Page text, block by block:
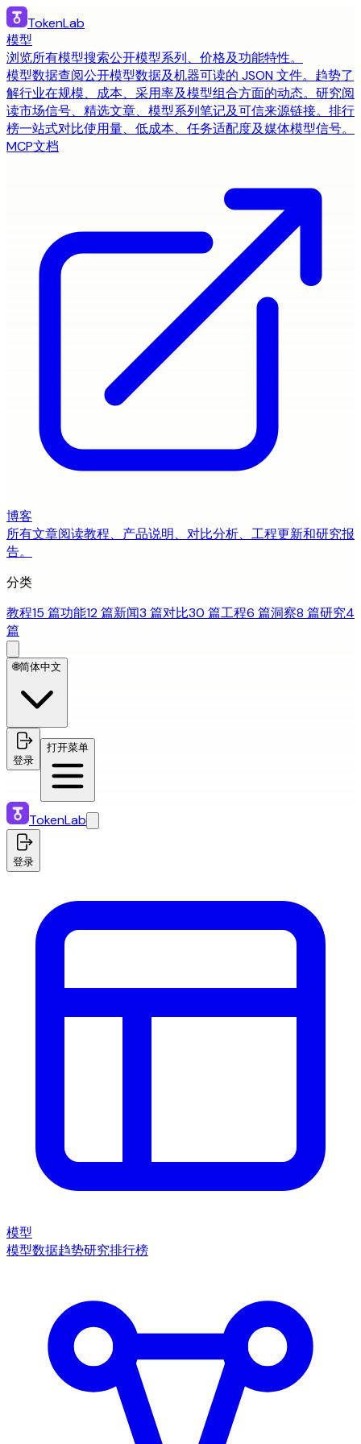
TokenLab
模型
浏览所有模型搜索公开模型系列、价格及功能特性。
模型数据查阅公开模型数据及机器可读的 JSON 文件。 趋势了
解行业在规模、成本、采用率及模型组合方面的动态。 研究阅
读市场信号、精选文章、模型系列笔记及可信来源链接。 排行
榜一站式对比使用量、低成本、任务适配度及媒体模型信号。
MCP文档
博客
所有文章阅读教程、产品说明、对比分析、工程更新和研究报
告。
分类
教程15 篇功能12 篇新闻3 篇对比30 篇工程6 篇洞察8 篇研究4
篇
🌐简体中文
登录
打开菜单
TokenLab
登录
模型
模型数据趋势研究排行榜